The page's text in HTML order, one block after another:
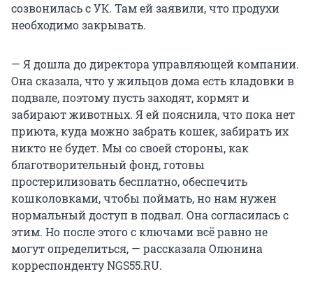
созвонилась с УК. Там ей заявили, что продухи
необходимо закрывать.
— Я дошла до директора управляющей компании.
Она сказала, что у жильцов дома есть кладовки в
подвале, поэтому пусть заходят, кормят и
забирают животных. Я ей пояснила, что пока нет
приюта, куда можно забрать кошек, забирать их
никто не будет. Мы со своей стороны, как
благотворительный фонд, готовы
простерилизовать бесплатно, обеспечить
кошколовками, чтобы поймать, но нам нужен
нормальный доступ в подвал. Она согласилась с
этим. Но после этого с ключами всё равно не
могут определиться, — рассказала Олюнина
корреспонденту NGS55.RU.